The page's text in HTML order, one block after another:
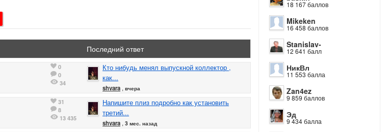
18 167 баллов
Mikeken
16 458 баллов
Stanislav-
12 641 балл
НикВл
11 553 балла
Zan4ez
9 859 баллов
Эд
9 434 балла
Последний ответ
0
0
34
Кто нибудь менял выпускной коллектор ,
как...
shvara ,вчера
31
8
13 435
Напишите плиз подробно как установить
третий...
shvara ,3 мес. назад